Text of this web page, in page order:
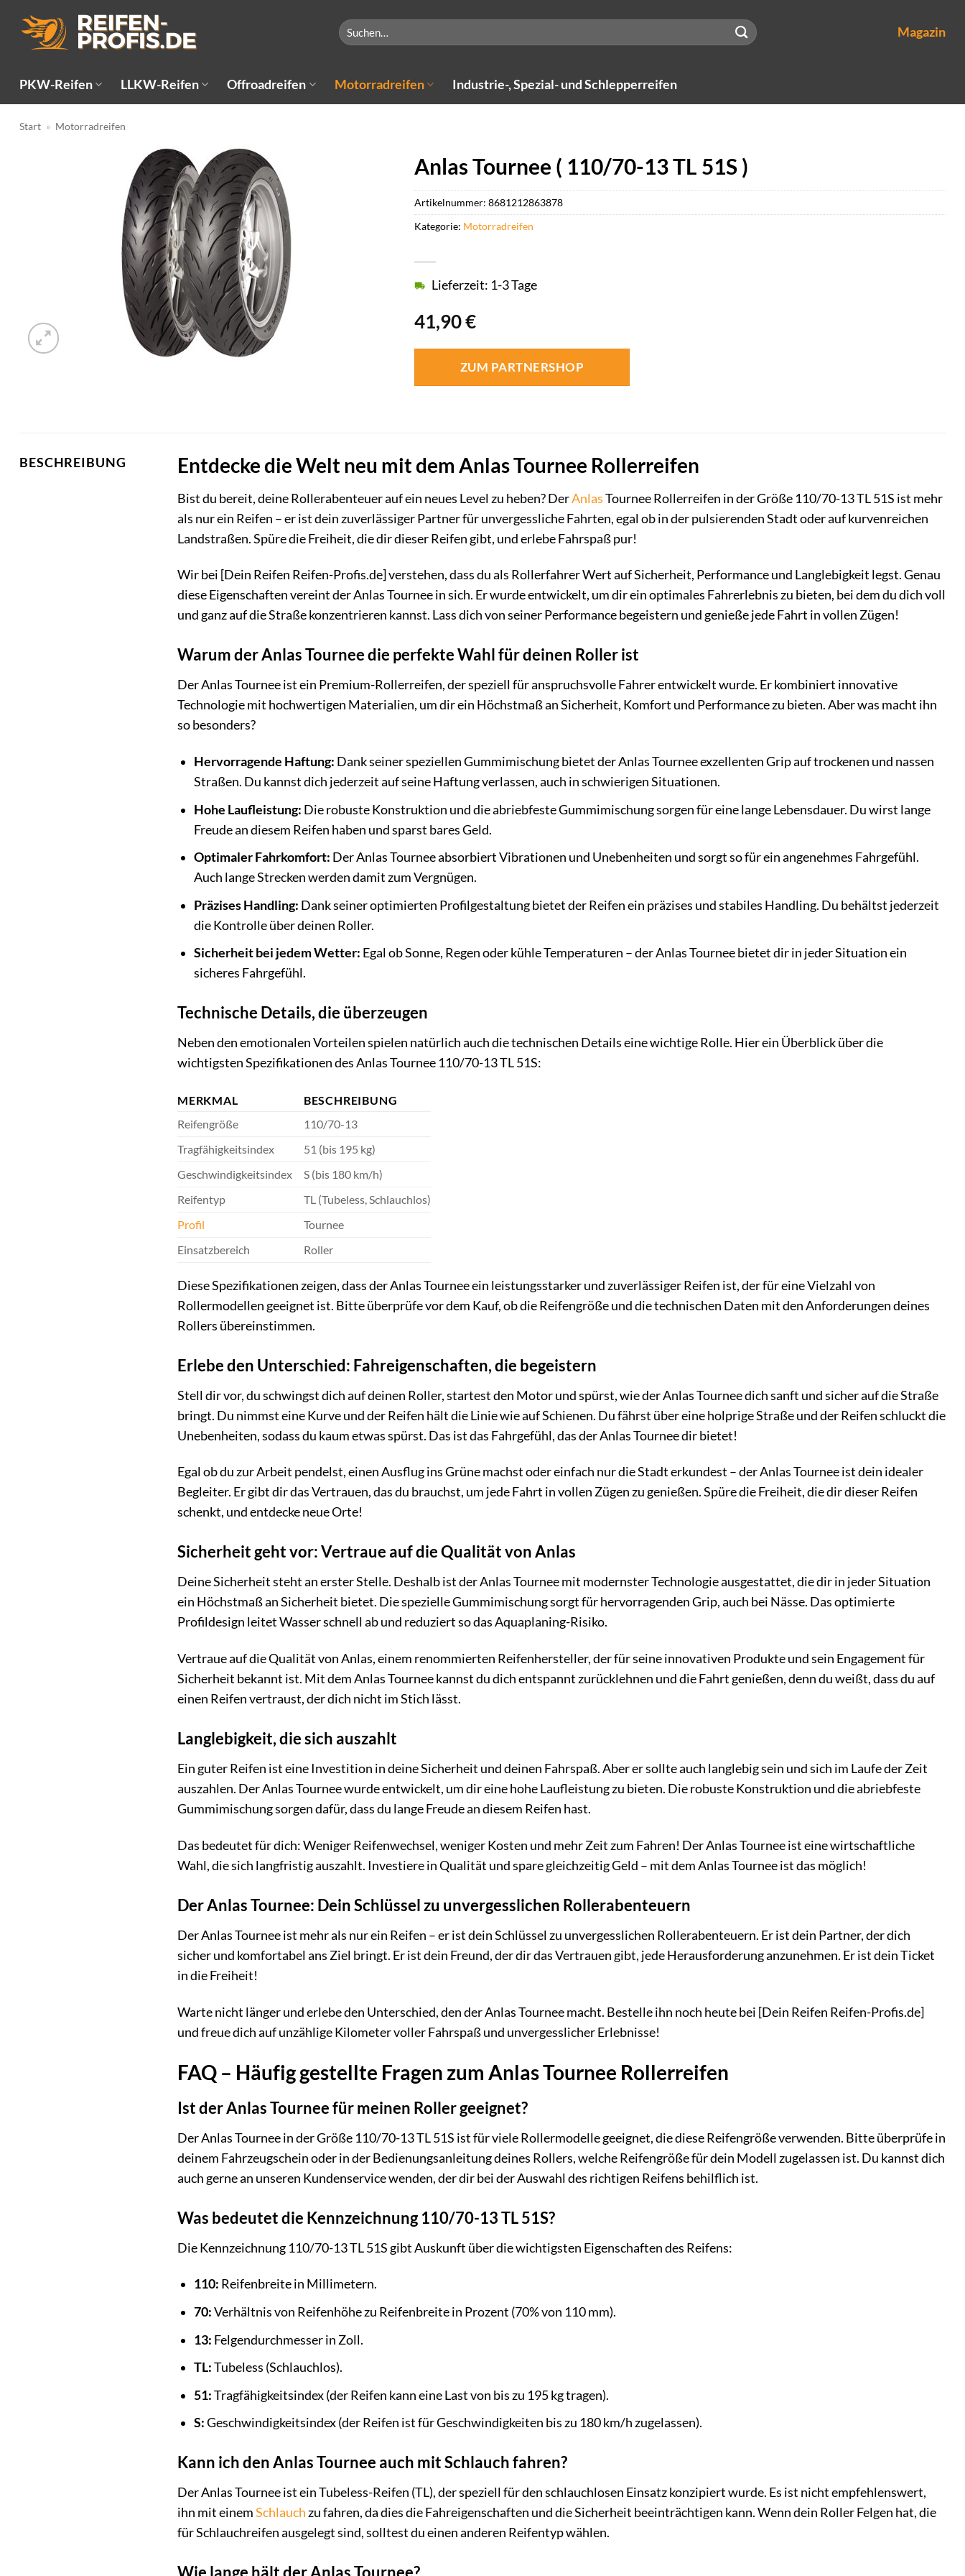
Inhalt
springen
Suchen
nach:
Magazin
PKW-Reifen LLKW-Reifen Offroadreifen Motorradreifen Industrie-, Spezial- und Schlepperreifen
Start » Motorradreifen
Anlas Tournee ( 110/70-13 TL 51S )
41,90€
Lieferzeit: 1-3 Tage
ZUM PARTNERSHOP
Artikelnummer: 8681212863878
Kategorie: Motorradreifen
BESCHREIBUNG Entdecke die Welt neu mit dem Anlas Tournee Rollerreifen
Bist du bereit, deine Rollerabenteuer auf ein neues Level zu heben? DerAnlasTournee Rollerreifen in der Größe 110/70-13 TL 51S ist mehr
als nur ein Reifen – er ist dein zuverlässiger Partner für unvergessliche Fahrten, egal ob in der pulsierenden Stadt oder auf kurvenreichen
Landstraßen. Spüre die Freiheit, die dir dieser Reifen gibt, und erlebe Fahrspaß pur!
Wir bei [Dein Reifen Reifen-Profis.de] verstehen, dass du als Rollerfahrer Wert auf Sicherheit, Performance und Langlebigkeit legst. Genau
diese Eigenschaften vereint der Anlas Tournee in sich. Er wurde entwickelt, um dir ein optimales Fahrerlebnis zu bieten, bei dem du dich voll
und ganz auf die Straße konzentrieren kannst. Lass dich von seiner Performance begeistern und genieße jede Fahrt in vollen Zügen!
Warum der Anlas Tournee die perfekte Wahl für deinen Roller ist
Der Anlas Tournee ist ein Premium-Rollerreifen, der speziell für anspruchsvolle Fahrer entwickelt wurde. Er kombiniert innovative
Technologie mit hochwertigen Materialien, um dir ein Höchstmaß an Sicherheit, Komfort und Performance zu bieten. Aber was macht ihn
so besonders?
Hervorragende Haftung: Dank seiner speziellen Gummimischung bietet der Anlas Tournee exzellenten Grip auf trockenen und nassen
Straßen. Du kannst dich jederzeit auf seine Haftung verlassen, auch in schwierigen Situationen.
Hohe Laufleistung: Die robuste Konstruktion und die abriebfeste Gummimischung sorgen für eine lange Lebensdauer. Du wirst lange
Freude an diesem Reifen haben und sparst bares Geld.
Optimaler Fahrkomfort: Der Anlas Tournee absorbiert Vibrationen und Unebenheiten und sorgt so für ein angenehmes Fahrgefühl.
Auch lange Strecken werden damit zum Vergnügen.
Präzises Handling: Dank seiner optimierten Profilgestaltung bietet der Reifen ein präzises und stabiles Handling. Du behältst jederzeit
die Kontrolle über deinen Roller.
Sicherheit bei jedem Wetter: Egal ob Sonne, Regen oder kühle Temperaturen – der Anlas Tournee bietet dir in jeder Situation ein
sicheres Fahrgefühl.
Technische Details, die überzeugen
Neben den emotionalen Vorteilen spielen natürlich auch die technischen Details eine wichtige Rolle. Hier ein Überblick über die
wichtigsten Spezifikationen des Anlas Tournee 110/70-13 TL 51S:
MERKMAL
BESCHREIBUNG
Reifengröße
110/70-13
Tragfähigkeitsindex
51 (bis 195 kg)
Geschwindigkeitsindex
S (bis 180 km/h)
Reifentyp
TL (Tubeless, Schlauchlos)
Profil
Tournee
Einsatzbereich
Roller
Diese Spezifikationen zeigen, dass der Anlas Tournee ein leistungsstarker und zuverlässiger Reifen ist, der für eine Vielzahl von
Rollermodellen geeignet ist. Bitte überprüfe vor dem Kauf, ob die Reifengröße und die technischen Daten mit den Anforderungen deines
Rollers übereinstimmen.
Erlebe den Unterschied: Fahreigenschaften, die begeistern
Stell dir vor, du schwingst dich auf deinen Roller, startest den Motor und spürst, wie der Anlas Tournee dich sanft und sicher auf die Straße
bringt. Du nimmst eine Kurve und der Reifen hält die Linie wie auf Schienen. Du fährst über eine holprige Straße und der Reifen schluckt die
Unebenheiten, sodass du kaum etwas spürst. Das ist das Fahrgefühl, das der Anlas Tournee dir bietet!
Egal ob du zur Arbeit pendelst, einen Ausflug ins Grüne machst oder einfach nur die Stadt erkundest – der Anlas Tournee ist dein idealer
Begleiter. Er gibt dir das Vertrauen, das du brauchst, um jede Fahrt in vollen Zügen zu genießen. Spüre die Freiheit, die dir dieser Reifen
schenkt, und entdecke neue Orte!
Sicherheit geht vor: Vertraue auf die Qualität von Anlas
Deine Sicherheit steht an erster Stelle. Deshalb ist der Anlas Tournee mit modernster Technologie ausgestattet, die dir in jeder Situation
ein Höchstmaß an Sicherheit bietet. Die spezielle Gummimischung sorgt für hervorragenden Grip, auch bei Nässe. Das optimierte
Profildesign leitet Wasser schnell ab und reduziert so das Aquaplaning-Risiko.
Vertraue auf die Qualität von Anlas, einem renommierten Reifenhersteller, der für seine innovativen Produkte und sein Engagement für
Sicherheit bekannt ist. Mit dem Anlas Tournee kannst du dich entspannt zurücklehnen und die Fahrt genießen, denn du weißt, dass du auf
einen Reifen vertraust, der dich nicht im Stich lässt.
Langlebigkeit, die sich auszahlt
Ein guter Reifen ist eine Investition in deine Sicherheit und deinen Fahrspaß. Aber er sollte auch langlebig sein und sich im Laufe der Zeit
auszahlen. Der Anlas Tournee wurde entwickelt, um dir eine hohe Laufleistung zu bieten. Die robuste Konstruktion und die abriebfeste
Gummimischung sorgen dafür, dass du lange Freude an diesem Reifen hast.
Das bedeutet für dich: Weniger Reifenwechsel, weniger Kosten und mehr Zeit zum Fahren! Der Anlas Tournee ist eine wirtschaftliche
Wahl, die sich langfristig auszahlt. Investiere in Qualität und spare gleichzeitig Geld – mit dem Anlas Tournee ist das möglich!
Der Anlas Tournee: Dein Schlüssel zu unvergesslichen Rollerabenteuern
Der Anlas Tournee ist mehr als nur ein Reifen – er ist dein Schlüssel zu unvergesslichen Rollerabenteuern. Er ist dein Partner, der dich
sicher und komfortabel ans Ziel bringt. Er ist dein Freund, der dir das Vertrauen gibt, jede Herausforderung anzunehmen. Er ist dein Ticket
in die Freiheit!
Warte nicht länger und erlebe den Unterschied, den der Anlas Tournee macht. Bestelle ihn noch heute bei [Dein Reifen Reifen-Profis.de]
und freue dich auf unzählige Kilometer voller Fahrspaß und unvergesslicher Erlebnisse!
FAQ – Häufig gestellte Fragen zum Anlas Tournee Rollerreifen
Ist der Anlas Tournee für meinen Roller geeignet?
Der Anlas Tournee in der Größe 110/70-13 TL 51S ist für viele Rollermodelle geeignet, die diese Reifengröße verwenden. Bitte überprüfe in
deinem Fahrzeugschein oder in der Bedienungsanleitung deines Rollers, welche Reifengröße für dein Modell zugelassen ist. Du kannst dich
auch gerne an unseren Kundenservice wenden, der dir bei der Auswahl des richtigen Reifens behilflich ist.
Was bedeutet die Kennzeichnung 110/70-13 TL 51S?
Die Kennzeichnung 110/70-13 TL 51S gibt Auskunft über die wichtigsten Eigenschaften des Reifens:
110: Reifenbreite in Millimetern.
70:Verhältnis von Reifenhöhe zu Reifenbreite in Prozent (70% von 110 mm).
13: Felgendurchmesser in Zoll.
TL:Tubeless (Schlauchlos).
51:Tragfähigkeitsindex (der Reifen kann eine Last von bis zu 195 kg tragen).
S:Geschwindigkeitsindex (der Reifen ist für Geschwindigkeiten bis zu 180 km/h zugelassen).
Kann ich den Anlas Tournee auch mit Schlauch fahren?
Der Anlas Tournee ist ein Tubeless-Reifen (TL), der speziell für den schlauchlosen Einsatz konzipiert wurde. Es ist nicht empfehlenswert,
ihn mit einemSchlauchzu fahren, da dies die Fahreigenschaften und die Sicherheit beeinträchtigen kann. Wenn dein Roller Felgen hat, die
für Schlauchreifen ausgelegt sind, solltest du einen anderen Reifentyp wählen.
Wie lange hält der Anlas Tournee?